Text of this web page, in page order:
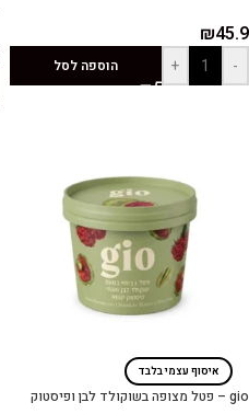
₪45.9
-
+ הוספה לסל
איסוף עצמי בלבד
gio – פטל מצופה בשוקולד לבן ופיסטוק